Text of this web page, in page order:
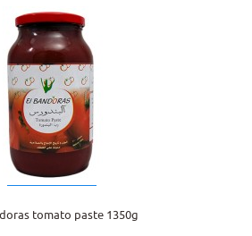
tomato paste 1350g